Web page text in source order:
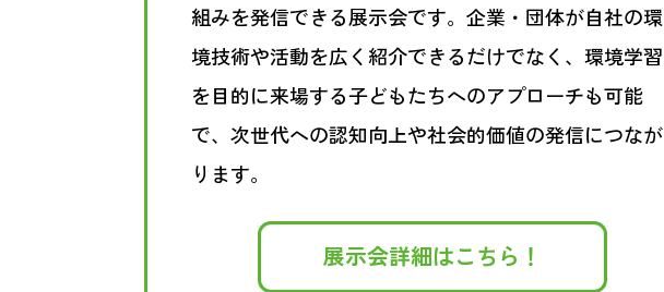
組みを発信できる展示会です。企業・団体が自社の環
境技術や活動を広く紹介できるだけでなく、環境学習
を目的に来場する子どもたちへのアプローチも可能
で、次世代への認知向上や社会的価値の発信につなが
ります。
展示会詳細はこちら！